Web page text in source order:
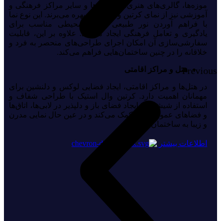
موزه‌ها، گالری‌های هنری، دانشگاه‌ها و سایر مراکز فرهنگی و
آموزشی نیز از نمای کرتین وال استیک بهره می‌برند. این نوع نما
با فراهم آوردن نور طبیعی کافی، محیطی مناسب برای
یادگیری و تعامل فرهنگی ایجاد می‌کند. علاوه بر این، قابلیت
سفارشی‌سازی آن امکان اجرای طراحی‌های منحصر به فرد و
خلاقانه را در چنین ساختمان‌هایی فراهم می‌کند.
هتل‌ و مراکز اقامتی
در هتل‌ها و مراکز اقامتی، ایجاد فضایی لوکس و دلنشین برای
مهمانان اهمیت دارد. کرتین وال استیک با طراحی شفاف و
استفاده از شیشه، به ایجاد فضای باز و دلپذیر در لابی‌ها، اتاق‌ها
و فضاهای عمومی هتل کمک می‌کند و در عین حال نمایی مدرن
و زیبا به ساختمان می‌دهد.
اطلاعات بیشتر
Previous